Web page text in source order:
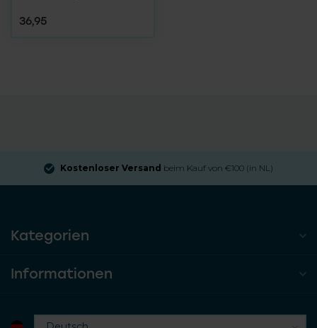
36,95
Kostenloser Versand beim Kauf von €100 (in NL)
Kategorien
Informationen